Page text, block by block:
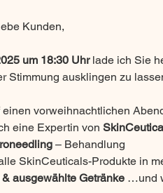
Kunden,
um 18:30 Uhr lade ich Sie
Stimmung ausklingen zu
einen vorweihnachtlichen
eine Expertin von
– Behandlung
SkinCeuticals-Produkte in
ausgewählte Getränke …und